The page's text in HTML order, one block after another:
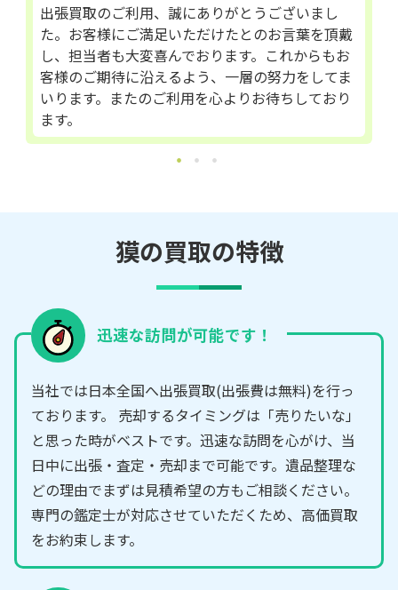
この度は天野喜孝の作品をご売却いただき、誠に
ありがとうございました。お客様にご満足いただ
けたようで、スタッフ一同大変嬉しく思っており
ます。今後とも迅速かつ丁寧な対応を心掛けてま
いりますので、またのご利用をお待ちしておりま
す。
獏の買取の特徴
迅速な訪問が可能です！
当社では日本全国へ出張買取(出張費は無料)を行っ
ております。 売却するタイミングは「売りたいな」
と思った時がベストです。迅速な訪問を心がけ、当
日中に出張・査定・売却まで可能です。遺品整理な
どの理由でまずは見積希望の方もご相談ください。
専門の鑑定士が対応させていただくため、高価買取
をお約束します。